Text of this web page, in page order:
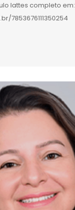
lattes completo em:
7853676111350254